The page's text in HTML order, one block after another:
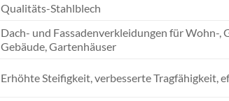
Qualitäts-Stahlblech
Dach- und Fassadenverkleidungen für Wohn-
Gebäude, Gartenhäuser
Erhöhte Steifigkeit, verbesserte Tragfähigkeit,